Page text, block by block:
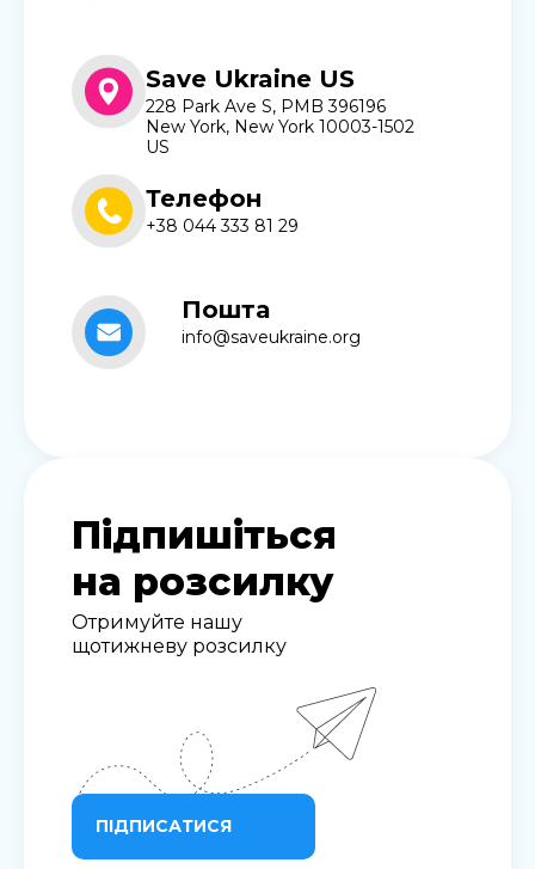
Save Ukraine US
228 Park Ave S, PMB 396196
New York, New York 10003-1502
US
Телефон
+38 044 333 81 29
Пошта
info@saveukraine.org
Підпишіться
на розсилку
Отримуйте нашу
щотижневу розсилку
ПІДПИСАТИСЯ